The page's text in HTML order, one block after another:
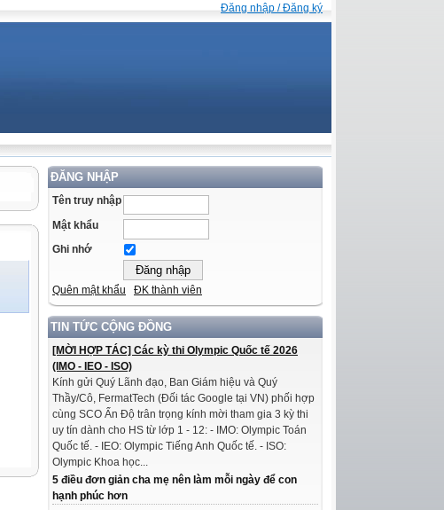
Đăng nhập / Đăng ký
ĐĂNG NHẬP
Tên truy nhập
Mật khẩu
Ghi nhớ
Quên mật khẩu ĐK thành viên
TIN TỨC CỘNG ĐỒNG
[MỜI HỢP TÁC] Các kỳ thi Olympic Quốc tế 2026
(IMO - IEO - ISO)
Kính gửi Quý Lãnh đạo, Ban Giám hiệu và Quý
Thầy/Cô, FermatTech (Đối tác Google tại VN) phối hợp
cùng SCO Ấn Độ trân trọng kính mời tham gia 3 kỳ thi
uy tín dành cho HS từ lớp 1 - 12: - IMO: Olympic Toán
Quốc tế. - IEO: Olympic Tiếng Anh Quốc tế. - ISO:
Olympic Khoa học...
5 điều đơn giản cha mẹ nên làm mỗi ngày để con
hạnh phúc hơn